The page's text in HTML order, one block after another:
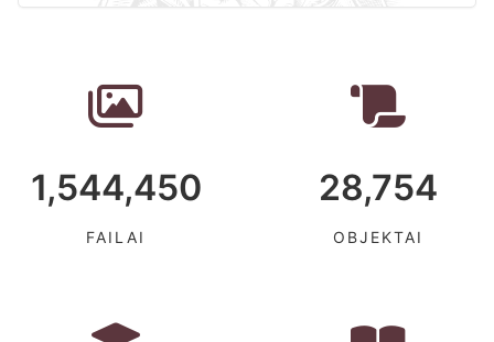
1,544,450
FAILAI
28,754
OBJEKTAI